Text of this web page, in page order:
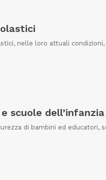
nelle loro attuali
scuole dell’infanzia
di bambini ed